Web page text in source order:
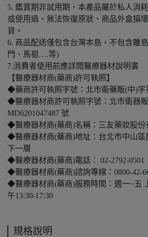
5. 鑑賞期非試用期，本產品屬於私人消
或使用過、無法恢復原狀、商品外盒損
貨。
6. 商品配送僅包含台灣本島，不包含離
門、馬祖….等)
7.消費者使用前應詳閱醫療器材說明書
【醫療器材商(藥商)許可執照】
◆藥商許可執照字號：北市衛藥販(中)字
◆醫療器材商許可執照字號：北市衛器
MD6201047487 號
◆醫療器材商(藥商)名稱：三友藥妝股份
◆醫療器材商(藥商)地址：台北市中山區
下一層
◆醫療器材商(藥商)電話： 02-2792-0501
◆醫療器材商(藥商)諮詢專線：0800-42-
◆醫療器材商(藥商)服務時間：週一~五
午13:30-17:30
規格說明